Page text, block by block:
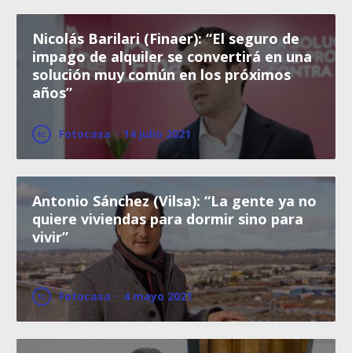
Nicolás Barilari (Finaer): “El seguro de
impago de alquiler se convertirá en una
solución muy común en los próximos
años”
Fotocasa · 14 julio 2021
Antonio Sánchez (Vilsa): “La gente ya no
quiere viviendas para dormir sino para
vivir”
Fotocasa · 4 mayo 2021